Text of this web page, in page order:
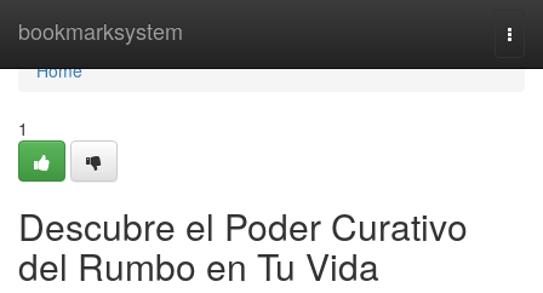
bookmarksystem
Home
Home
1
Descubre el Poder Curativo
del Rumbo en Tu Vida